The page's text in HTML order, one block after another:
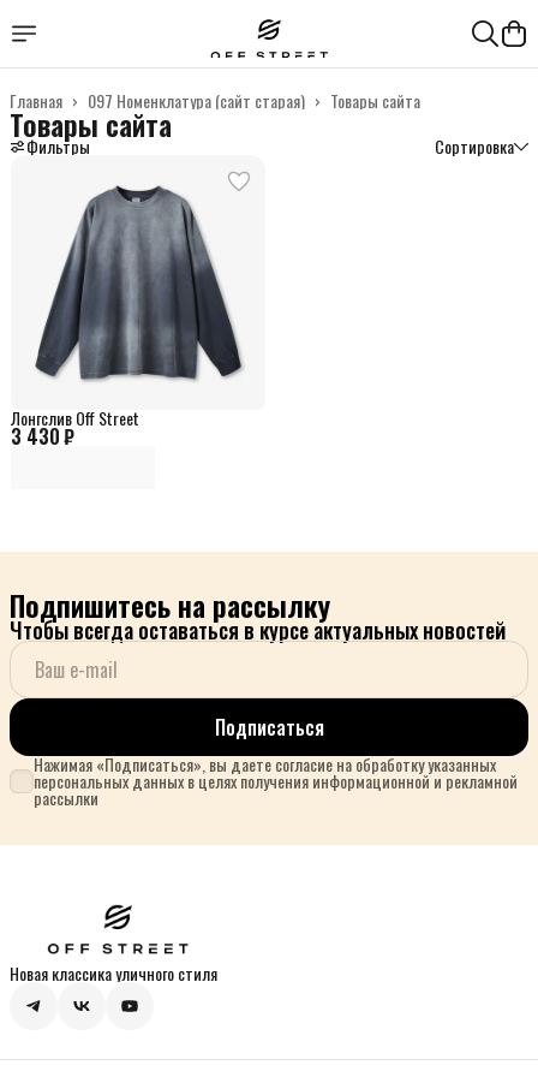
Товары сайта
097 Номенклатура (сайт старая) ›
Главная ›
Товары сайта
Фильтры Сортировка
3 430 ₽
Лонгслив Off Street
Подпишитесь на рассылку
Чтобы всегда оставаться в курсе актуальных новостей
Подписаться
Нажимая «Подписаться», вы даете согласие на обработку указанных
персональных данных в целях получения информационной и рекламной
рассылки
Новая классика уличного стиля